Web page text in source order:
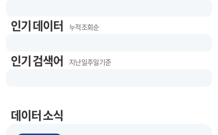
인기 데이터 누적 조회순
인기 검색어 지난 일주일 기준
데이터 소식